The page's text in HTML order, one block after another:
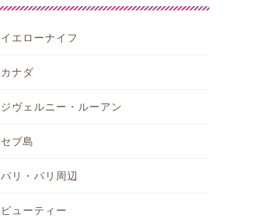
イエローナイフ
カナダ
ジヴェルニー・ルーアン
セブ島
パリ・パリ周辺
ビューティー